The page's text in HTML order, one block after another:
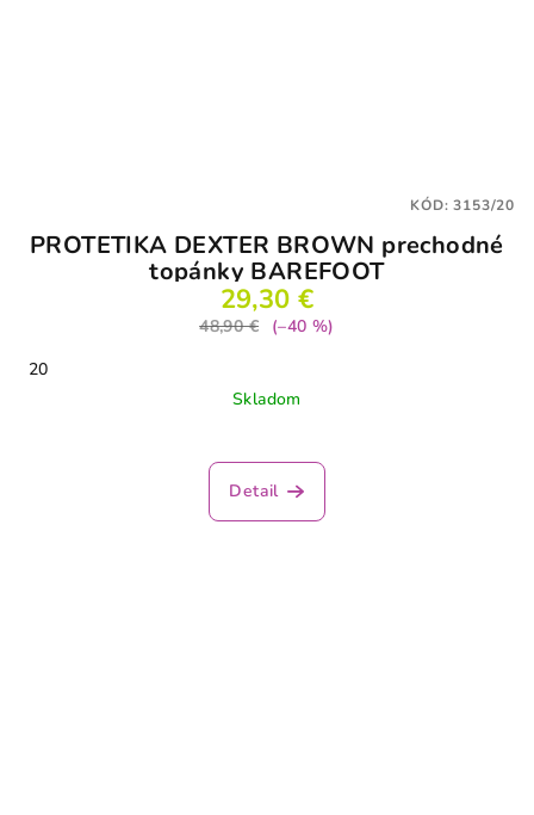
PROTETIKA DEXTER BROWN prechodné
topánky BAREFOOT
29,30 €
48,90 €
(–40 %)
20
Skladom
Detail
KÓD:3153/20